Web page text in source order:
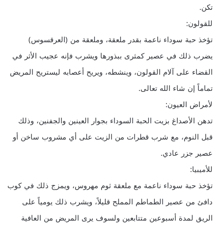
تكن.
للقولون:
تؤخذ حبة سوداء ناعمة بقدر ملعقة، وملعقة من (العرقسوس)
يضرب ذلك في عصير كمثرى ببذورها ويشرب فإنه عجيب الأثر في
القضاء على آلام القولون، وينشطه، ويريح أعصابه ليستريح المريض
تماماً إن شاء الله تعالى.
لأمراض العيون:
تدهن الأصداغ بزيت الحبة السوداء بجوار العينين والجفنين، وذلك
قبل النوم، مع شرب قطرات من الزيت على أي مشروب ساخن أو
عصير جزر عادي.
للأميبيا:
تؤخذ حبة سوداء ناعمة مع ملعقة ثوم مهروس، ويمزج ذلك في كوب
دافئ من عصير الطماطم المملح قليلاً، ويشرب ذلك يومياً على
الريق لمدة أسبوعين متتابعين ولسوف يرى المريض من العافية